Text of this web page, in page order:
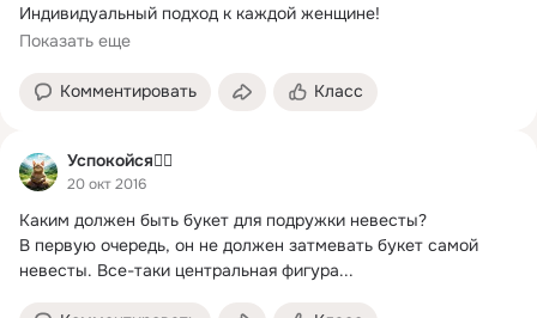
Индивидуальный подход к каждой женщине!
Работаю на качественных профессиональных материалах и
Показать еще
Комментировать Класс
Успокойся🧘‍♂️
20 окт 2016
Каким должен быть букет для подружки невесты?
В первую очередь, он не должен затмевать букет самой
невесты. Все-таки центральная фигура...